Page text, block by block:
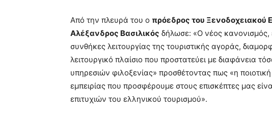
Από την πλευρά του ο πρόεδρος του Ξενοδοχειακού
Αλέξανδρος Βασιλικός δήλωσε: «Ο νέος κανονισμός,
συνθήκες λειτουργίας της τουριστικής αγοράς,
λειτουργικό πλαίσιο που προστατεύει με διαφάνεια
υπηρεσιών φιλοξενίας» προσθέτοντας πως «η
εμπειρίας που προσφέρουμε στους επισκέπτες μας
επιτυχιών του ελληνικού τουρισμού».